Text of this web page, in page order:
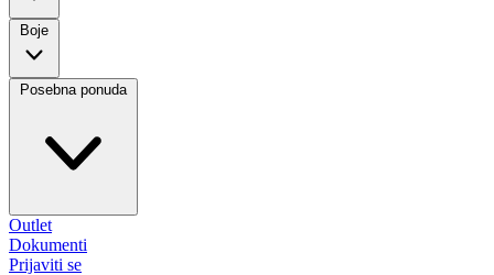
Boje
Posebna ponuda
Outlet
Dokumenti
Prijaviti se